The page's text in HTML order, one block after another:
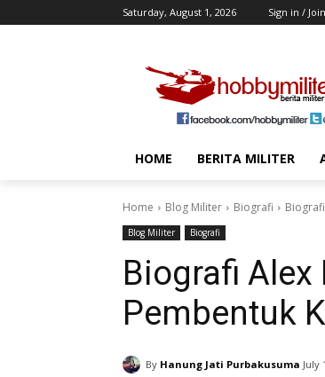
Saturday, August 1, 2026 Sign in / Join
HOME BERITA MILITER
Home Blog Militer Biografi
Blog Militer Biografi
Biografi Alex
Pembentuk
By Hanung Jati Purbakusuma July